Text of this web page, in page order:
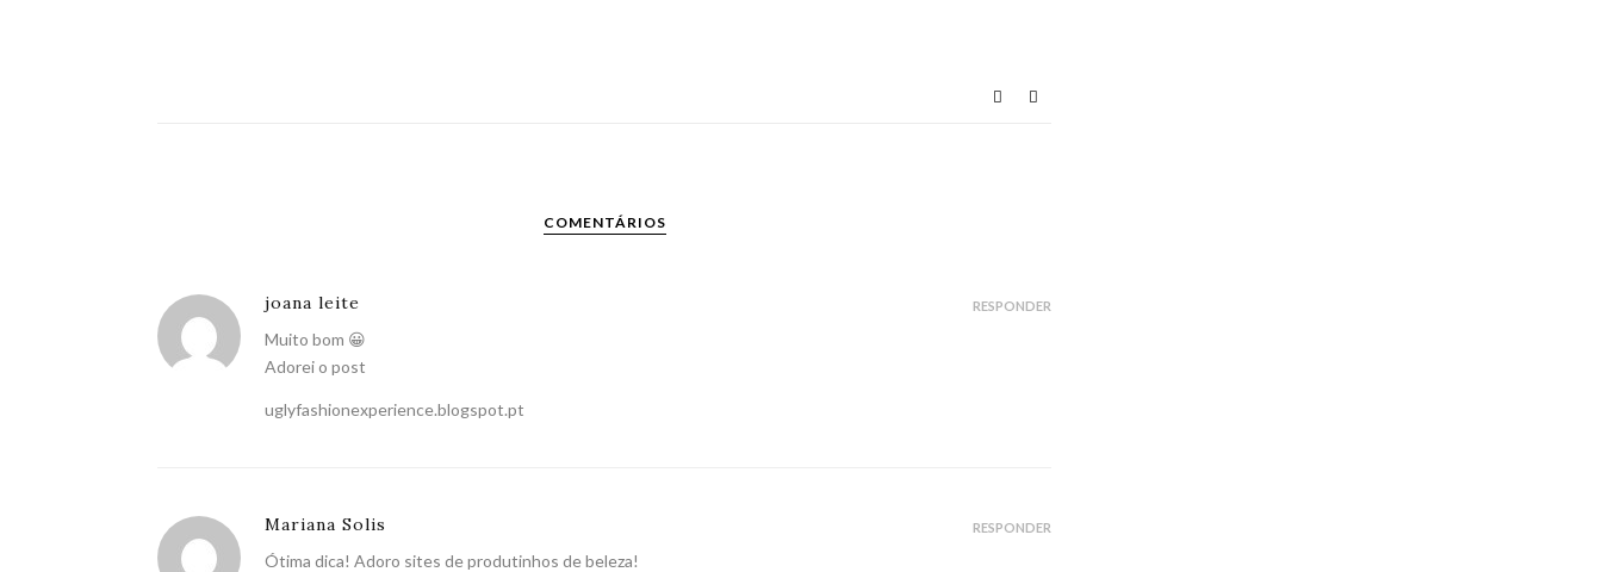
COMENTÁRIOS
joana leite
Muito bom 😀
Adorei o post
uglyfashionexperience.blogspot.pt
RESPONDER
Mariana Solis
Ótima dica! Adoro sites de produtinhos de beleza!
RESPONDER